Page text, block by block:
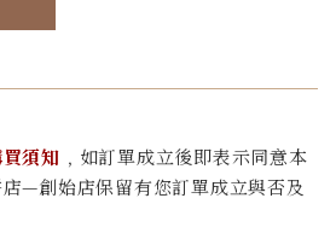
須知 ﹐如訂單成立後即表示同意本
—創始店保留有您訂單成立與否及